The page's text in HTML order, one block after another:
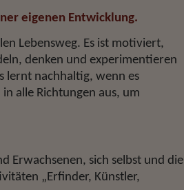
eigenen Entwicklung.
Lebensweg. Es ist motiviert,
denken und experimentieren
lernt nachhaltig, wenn es
alle Richtungen aus, um
Erwachsenen, sich selbst und die
„Erfinder, Künstler,